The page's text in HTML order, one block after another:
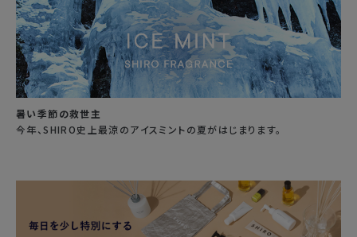
暑い季節の救世主
今年、SHIRO史上最涼のアイスミントの夏がはじまります。